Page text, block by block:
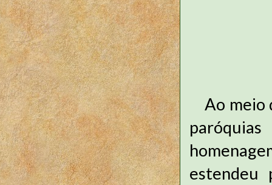
Ao meio
estendeu